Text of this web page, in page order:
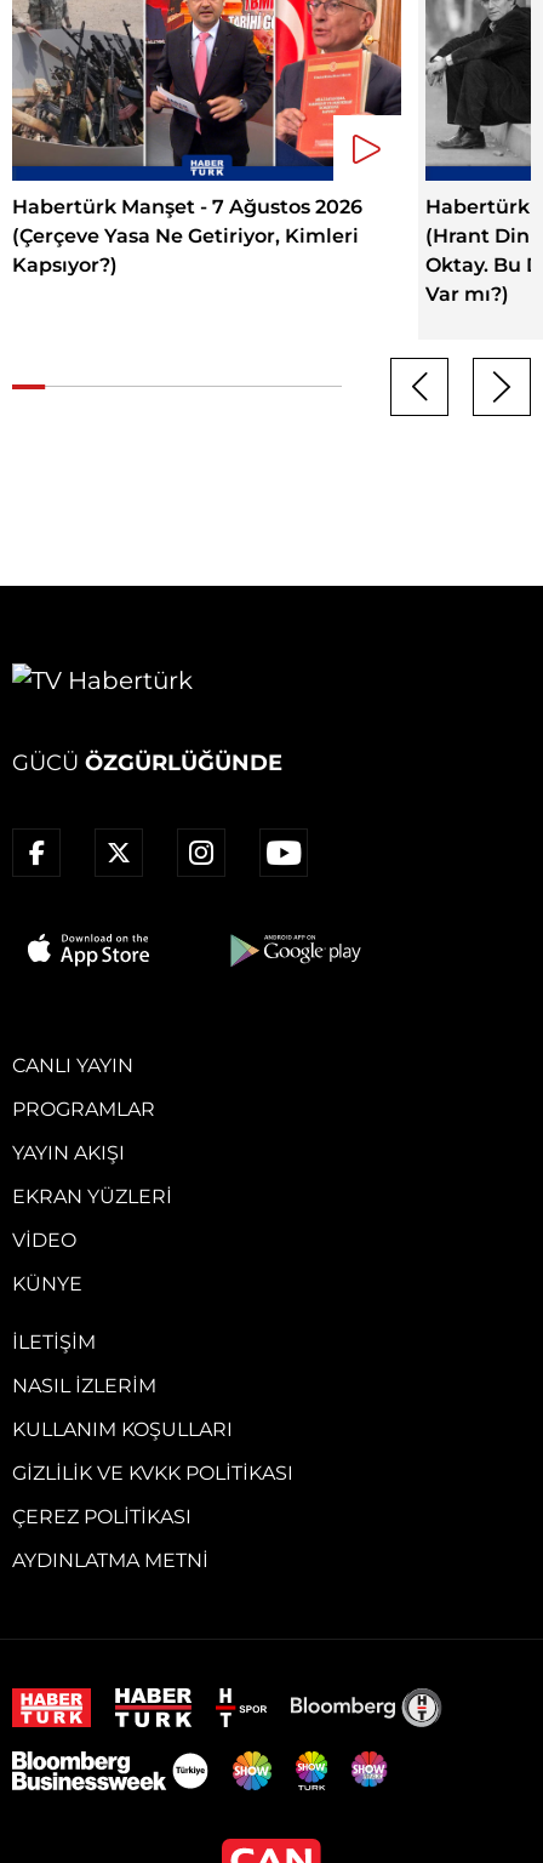
Habertürk Manşet - 7 Ağustos 2026
(Çerçeve Yasa Ne Getiriyor, Kimleri
Kapsıyor?)
Habertürk
(Hrant
Oktay. Bu
Var mı?)
GÜCÜ ÖZGÜRLÜĞÜNDE
CANLI YAYIN
PROGRAMLAR
YAYIN AKIŞI
EKRAN YÜZLERI
VIDEO
KÜNYE
İLETIŞIM
NASIL İZLERIM
KULLANIM KOŞULLARI
GIZLILIK VE KVKK POLITIKASI
ÇEREZ POLITIKASI
AYDINLATMA METNI